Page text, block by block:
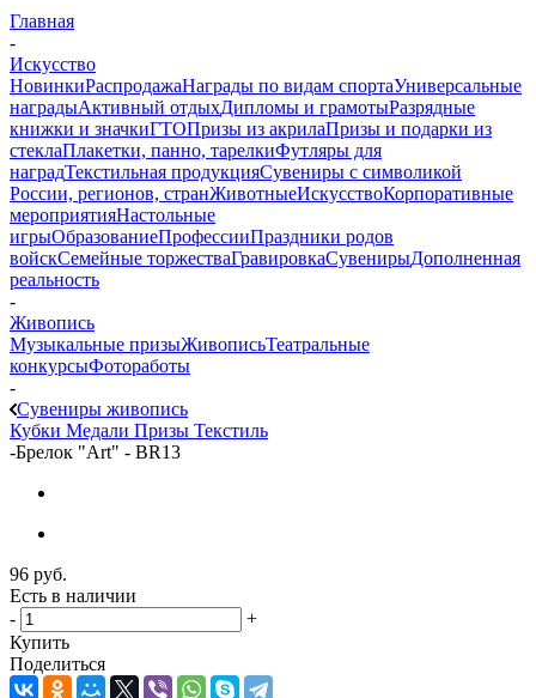
Главная
-
Искусство
НовинкиРаспродажаНаграды по видам спортаУниверсальные
наградыАктивный отдыхДипломы и грамотыРазрядные
книжки и значкиГТОПризы из акрилаПризы и подарки из
стеклаПлакетки, панно, тарелкиФутляры для
наградТекстильная продукцияСувениры с символикой
России, регионов, странЖивотныеИскусствоКорпоративные
мероприятияНастольные
игрыОбразованиеПрофессииПраздники родов
войскСемейные торжестваГравировкаСувенирыДополненная
реальность
-
Живопись
Музыкальные призыЖивописьТеатральные
конкурсыФотоработы
-
Сувениры живопись
Кубки Медали Призы Текстиль
-Брелок "Art" - BR13
96 руб.
Есть в наличии
-
+
Купить
Поделиться